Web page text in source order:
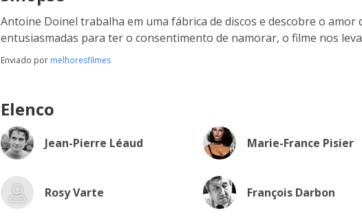
Antoine Doinel trabalha em uma fábrica de discos e descobre o
entusiasmadas para ter o consentimento de namorar, o filme nos
Enviado por melhoresfilmes
Elenco
Jean-Pierre Léaud Marie-France Pisier
Rosy Varte François Darbon